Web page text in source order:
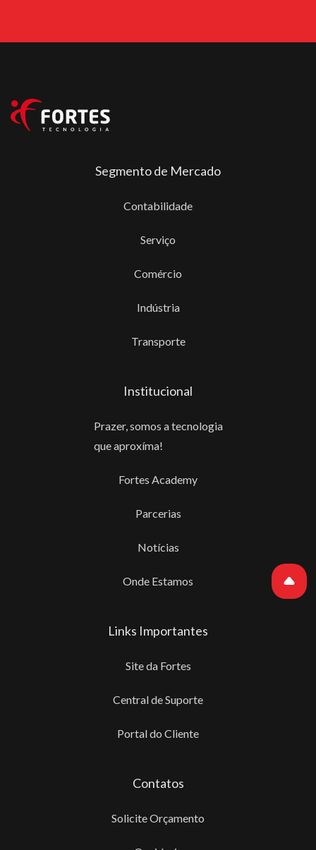
Segmento de Mercado
Contabilidade
Serviço
Comércio
Indústria
Transporte
Institucional
Prazer, somos a tecnologia
que aproxíma!
Fortes Academy
Parcerias
Notícias
Onde Estamos
Links Importantes
Site da Fortes
Central de Suporte
Portal do Cliente
Contatos
Solicite Orçamento